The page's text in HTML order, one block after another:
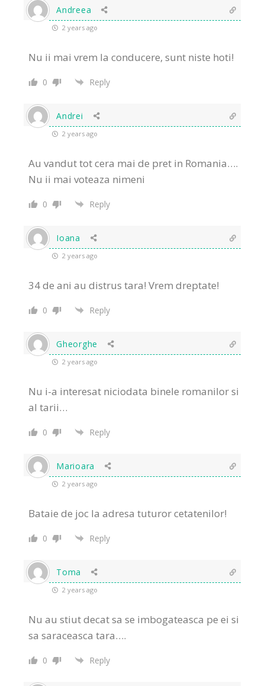
Andreea
2 years ago
Nu ii mai vrem la conducere, sunt niste hoti!
0 Reply
Andrei
2 years ago
Au vandut tot cera mai de pret in Romania….
Nu ii mai voteaza nimeni
0 Reply
Ioana
2 years ago
34 de ani au distrus tara! Vrem dreptate!
0 Reply
Gheorghe
2 years ago
Nu i-a interesat niciodata binele romanilor si
al tarii…
0 Reply
Marioara
2 years ago
Bataie de joc la adresa tuturor cetatenilor!
0 Reply
Toma
2 years ago
Nu au stiut decat sa se imbogateasca pe ei si
sa saraceasca tara….
0 Reply